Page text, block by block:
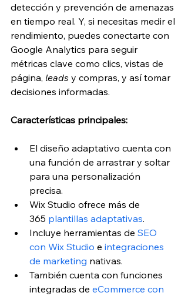
detección y prevención de amenazas
en tiempo real. Y, si necesitas medir el
rendimiento, puedes conectarte con
Google Analytics para seguir
métricas clave como clics, vistas de
página, leads y compras, y así tomar
decisiones informadas.
Características principales:
El diseño adaptativo cuenta con
una función de arrastrar y soltar
para una personalización
precisa.
Wix Studio ofrece más de
365 plantillas adaptativas.
Incluye herramientas de SEO
con Wix Studio e integraciones
de marketing nativas.
También cuenta con funciones
integradas de eCommerce con